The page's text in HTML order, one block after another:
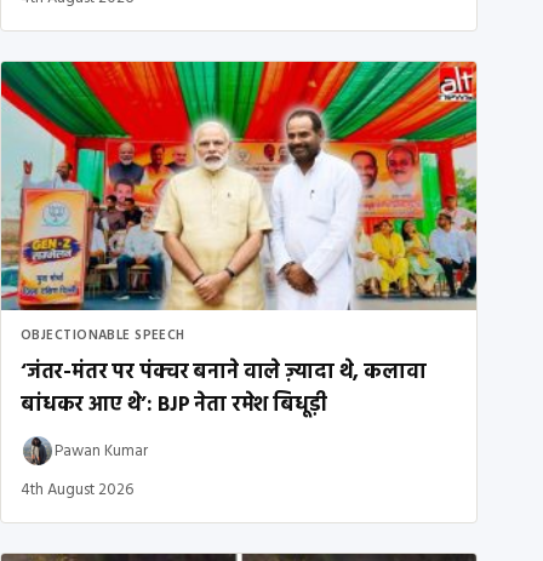
OBJECTIONABLE SPEECH
‘जंतर-मंतर पर पंक्चर बनाने वाले ज़्यादा थे, कलावा
बांधकर आए थे’: BJP नेता रमेश बिधूड़ी
Pawan Kumar
4th August 2026